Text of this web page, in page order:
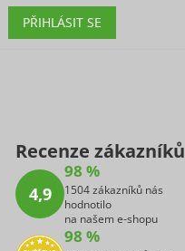
PŘIHLÁSIT SE
Recenze zákazníků
4,9
98 %
1504 zákazníků nás
hodnotilo
na našem e-shopu
98 %